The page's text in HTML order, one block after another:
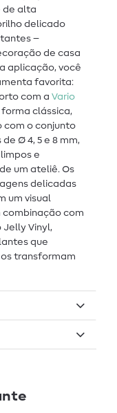
de alta
delicado
–
de casa
aplicação, você
favorita:
com a Vario
forma clássica,
com o conjunto
Ø 4, 5 e 8 mm,
e
um ateliê. Os
delicadas
um visual
combinação com
Vinyl,
que
transformam